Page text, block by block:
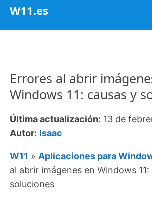
Saltar
W11.es
Errores al abrir
Windows 11: causas y
Última actualización: 13 de
Autor: Isaac
W11 » Aplicaciones para
al abrir imágenes en Windows 11:
soluciones